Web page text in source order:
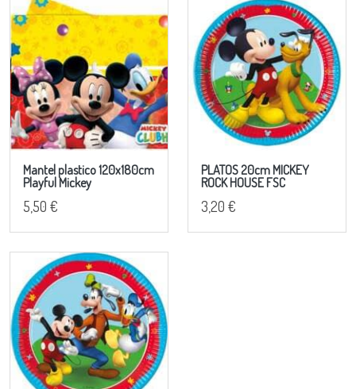
Mantel plastico 120x180cm
Playful Mickey
5,50 €
PLATOS 20cm MICKEY
ROCK HOUSE FSC
3,20 €